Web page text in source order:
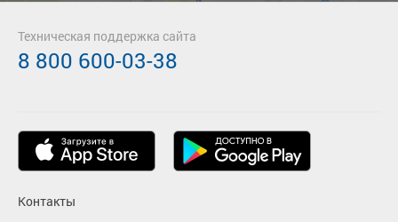
Контакты
Техническая поддержка сайта
8 800 600-03-38